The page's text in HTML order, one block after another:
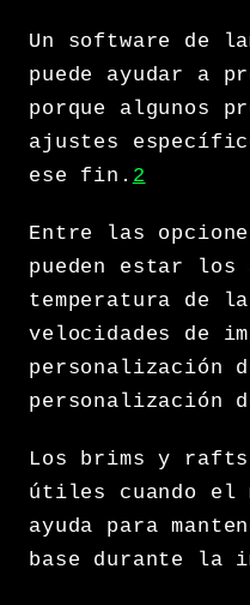
Un software de
puede ayudar a
porque algunos
ajustes
ese fin. 2
Entre las
pueden estar los
temperatura de
velocidades de
personalización
personalización
Los brims y rafts
útiles cuando el
ayuda para
base durante la